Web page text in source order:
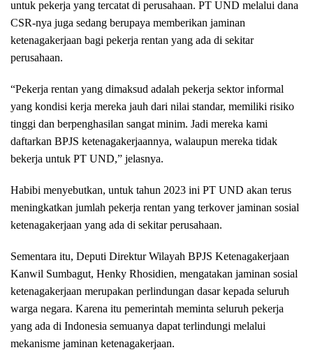
untuk pekerja yang tercatat di perusahaan. PT UND melalui dana
CSR-nya juga sedang berupaya memberikan jaminan
ketenagakerjaan bagi pekerja rentan yang ada di sekitar
perusahaan.
“Pekerja rentan yang dimaksud adalah pekerja sektor informal
yang kondisi kerja mereka jauh dari nilai standar, memiliki risiko
tinggi dan berpenghasilan sangat minim. Jadi mereka kami
daftarkan BPJS ketenagakerjaannya, walaupun mereka tidak
bekerja untuk PT UND,” jelasnya.
Habibi menyebutkan, untuk tahun 2023 ini PT UND akan terus
meningkatkan jumlah pekerja rentan yang terkover jaminan sosial
ketenagakerjaan yang ada di sekitar perusahaan.
Sementara itu, Deputi Direktur Wilayah BPJS Ketenagakerjaan
Kanwil Sumbagut, Henky Rhosidien, mengatakan jaminan sosial
ketenagakerjaan merupakan perlindungan dasar kepada seluruh
warga negara. Karena itu pemerintah meminta seluruh pekerja
yang ada di Indonesia semuanya dapat terlindungi melalui
mekanisme jaminan ketenagakerjaan.